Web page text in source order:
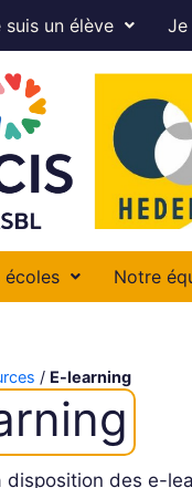
suis un élève Je
écoles Notre
/ E-learning
disposition des e-